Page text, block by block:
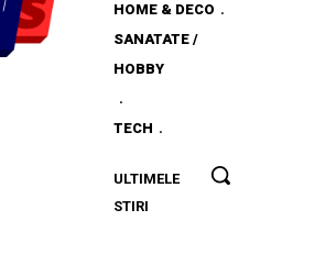
HOME & DECO
SANATATE /
HOBBY
TECH
ULTIMELE
STIRI
Identitatea